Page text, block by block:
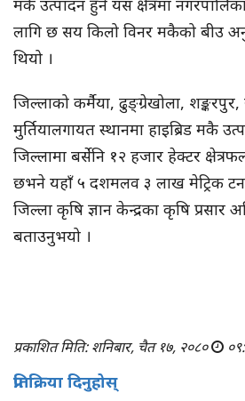
मकै उत्पादन हुने यस क्षेत्रमा
लागि छ सय किलो विनर मकैको बीउ
थियो ।
जिल्लाको कर्मैया, ढुङ्ग्रेखोला,
मुर्तियालगायत स्थानमा हाइब्रिड मकै
जिल्लामा बर्सेनि १२ हजार हेक्टर
छभने यहाँ ५ दशमलव ३ लाख मेट्रिक
जिल्ला कृषि ज्ञान केन्द्रका कृषि प्रसार
बताउनुभयो ।
प्रकाशित मिति: शनिबार, चैत १७, २०८०
प्रतिक्रिया दिनुहोस्